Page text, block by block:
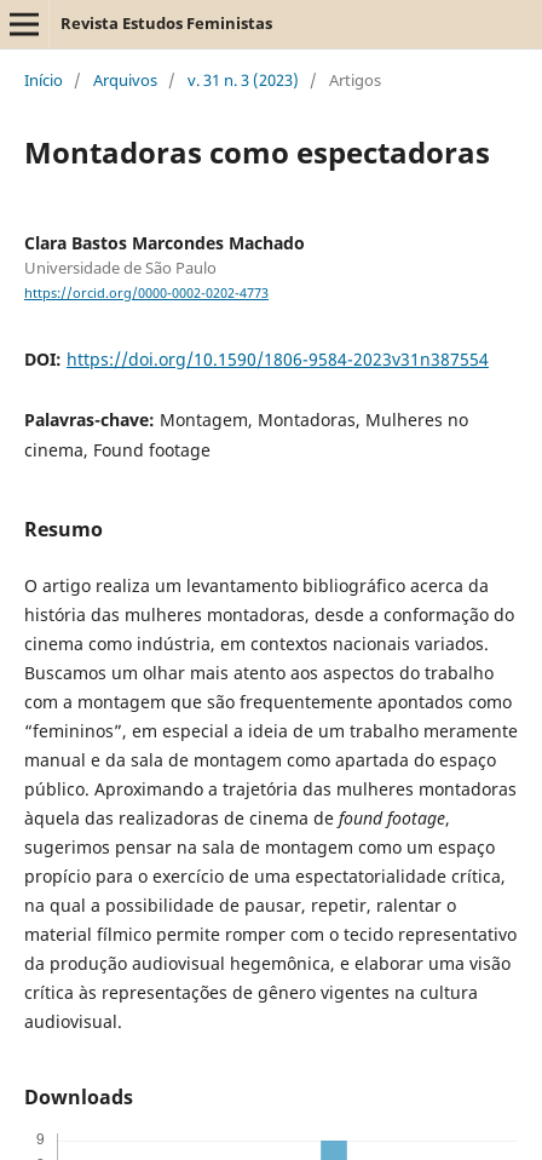
Revista Estudos Feministas
Início / Arquivos / v. 31 n. 3 (2023) / Artigos
Montadoras como espectadoras
Clara Bastos Marcondes Machado
Universidade de São Paulo
https://orcid.org/0000-0002-0202-4773
DOI: https://doi.org/10.1590/1806-9584-2023v31n387554
Palavras-chave: Montagem, Montadoras, Mulheres no
cinema, Found footage
Resumo
O artigo realiza um levantamento bibliográfico acerca da
história das mulheres montadoras, desde a conformação do
cinema como indústria, em contextos nacionais variados.
Buscamos um olhar mais atento aos aspectos do trabalho
com a montagem que são frequentemente apontados como
“femininos”, em especial a ideia de um trabalho meramente
manual e da sala de montagem como apartada do espaço
público. Aproximando a trajetória das mulheres montadoras
àquela das realizadoras de cinema de found footage,
sugerimos pensar na sala de montagem como um espaço
propício para o exercício de uma espectatorialidade crítica,
na qual a possibilidade de pausar, repetir, ralentar o
material fílmico permite romper com o tecido representativo
da produção audiovisual hegemônica, e elaborar uma visão
crítica às representações de gênero vigentes na cultura
audiovisual.
Downloads